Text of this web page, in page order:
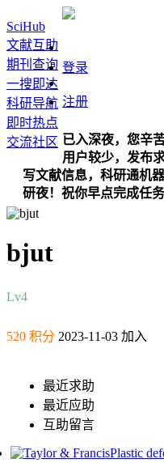
SciHub
文献互助
期刊查询
一搜即达
科研导航
即时热点
交流社区
登录
注册
已入深夜，您辛
用户较少，发布
写文献信息，科研通机
研夜！祝你早点完成任
bjut
Lv4
520 积分 2023-11-03 加入
最近求助
最近应助
互助留言
Plastic